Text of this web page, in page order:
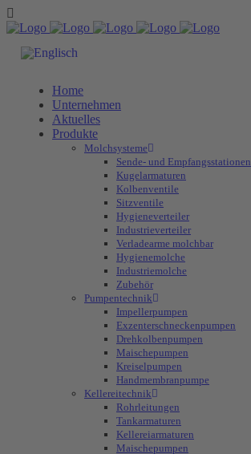
Home
Unternehmen
Aktuelles
Produkte
Molchsysteme
Sende- und Empfangsstationen
Kugelarmaturen
Kolbenventile
Sitzventile
Hygieneverteiler
Industrieverteiler
Verladearme molchbar
Hygienemolche
Industriemolche
Zubehör
Pumpentechnik
Impellerpumpen
Exzenterschneckenpumpen
Drehkolbenpumpen
Maischepumpen
Kreiselpumpen
Handmembranpumpe
Kellereitechnik
Rohrleitungen
Tankarmaturen
Kellereiarmaturen
Maischepumpen